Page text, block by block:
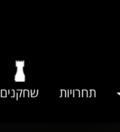
תחרויות שחקנים